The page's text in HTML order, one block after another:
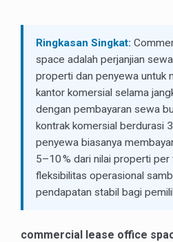
Ringkasan Singkat:
space adalah perjanjian
properti dan penyewa untuk
kantor komersial selama
dengan pembayaran sewa
kontrak komersial berdurasi
penyewa biasanya
5–10 % dari nilai properti per
fleksibilitas operasional
pendapatan stabil bagi
commercial lease office